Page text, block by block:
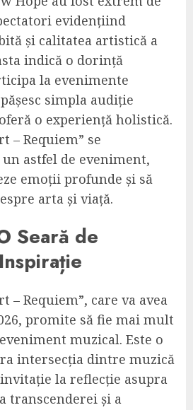
evidențiind
și calitatea artistică a
indică o dorință
la evenimente
simpla audiție
o experiență holistică.
– Requiem” se
astfel de eveniment,
emoții profunde și să
arta și viață.
Seară de
– Requiem”, care va avea
promite să fie mai mult
muzical. Este o
intersecția dintre muzică
la reflecție asupra
transcenderei și a